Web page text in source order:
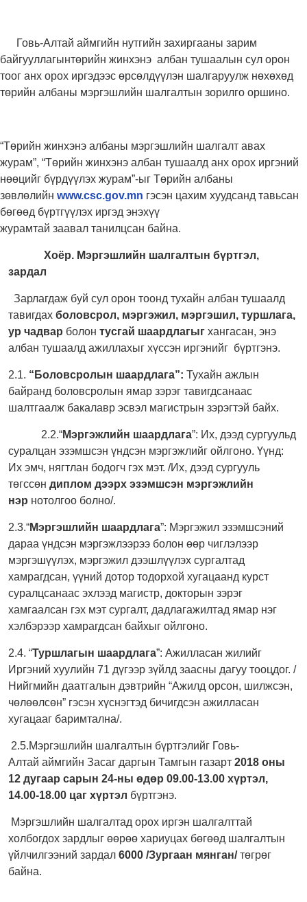
Говь-Алтай аймгийн нутгийн захиргааны зарим
байгууллагынтөрийн жинхэнэ албан тушаалын сул орон
тоог анх орох иргэдээс өрсөлдүүлэн шалгаруулж нөхөхөд
төрийн албаны мэргэшлийн шалгалтын зорилго оршино.
“Төрийн жинхэнэ албаны мэргэшлийн шалгалт авах
журам”, “Төрийн жинхэнэ албан тушаалд анх орох иргэний
нөөцийг бүрдүүлэх журам”-ыг Төрийн албаны
зөвлөлийн www.csc.gov.mn гэсэн цахим хуудсанд тавьсан
бөгөөд бүртгүүлэх иргэд энэхүү
журамтай заавал танилцсан байна.
Хоёр. Мэргэшлийн шалгалтын бүртгэл,
зардал
Зарлагдаж буй сул орон тоонд тухайн албан тушаалд
тавигдах боловсрол, мэргэжил, мэргэшил, туршлага,
ур чадвар болон тусгай шаардлагыг хангасан, энэ
албан тушаалд ажиллахыг хүссэн иргэнийг бүртгэнэ.
2.1. “Боловсролын шаардлага”: Тухайн ажлын
байранд боловсролын ямар зэрэг тавигдсанаас
шалтгаалж бакалавр эсвэл магистрын зэрэгтэй байх.
2.2.“Мэргэжлийн шаардлага”: Их, дээд сургуульд
суралцан эзэмшсэн үндсэн мэргэжлийг ойлгоно. Үүнд:
Их эмч, нягтлан бодогч гэх мэт. /Их, дээд сургууль
төгссөн диплом дээрх эзэмшсэн мэргэжлийн
нэр нотолгоо болно/.
2.3.“Мэргэшлийн шаардлага”: Мэргэжил эзэмшсэний
дараа үндсэн мэргэжлээрээ болон өөр чиглэлээр
мэргэшүүлэх, мэргэжил дээшлүүлэх сургалтад
хамрагдсан, үүний дотор тодорхой хугацаанд курст
суралцсанаас эхлээд магистр, докторын зэрэг
хамгаалсан гэх мэт сургалт, дадлагажилтад ямар нэг
хэлбэрээр хамрагдсан байхыг ойлгоно.
2.4. “Туршлагын шаардлага”: Ажилласан жилийг
Иргэний хуулийн 71 дүгээр зүйлд заасны дагуу тооцдог. /
Нийгмийн даатгалын дэвтрийн “Ажилд орсон, шилжсэн,
чөлөөлсөн” гэсэн хүснэгтэд бичигдсэн ажилласан
хугацааг баримтална/.
2.5.Мэргэшлийн шалгалтын бүртгэлийг Говь-
Алтай аймгийн Засаг даргын Тамгын газарт 2018 оны
12 дугаар сарын 24-ны өдөр 09.00-13.00 хүртэл,
14.00-18.00 цаг хүртэл бүртгэнэ.
Мэргэшлийн шалгалтад орох иргэн шалгалттай
холбогдох зардлыг өөрөө хариуцах бөгөөд шалгалтын
үйлчилгээний зардал 6000 /Зургаан мянган/төгрөг
байна.